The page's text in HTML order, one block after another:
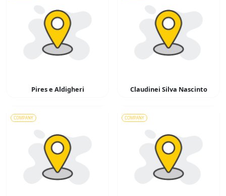
Pires e Aldigheri Claudinei Silva Nascinto
COMPANY COMPANY